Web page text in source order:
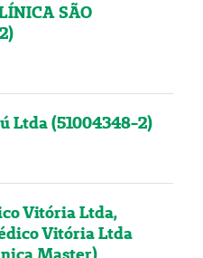
SÃO
Ltda (51004348-2)
Vitória Ltda,
Vitória Ltda
Master)